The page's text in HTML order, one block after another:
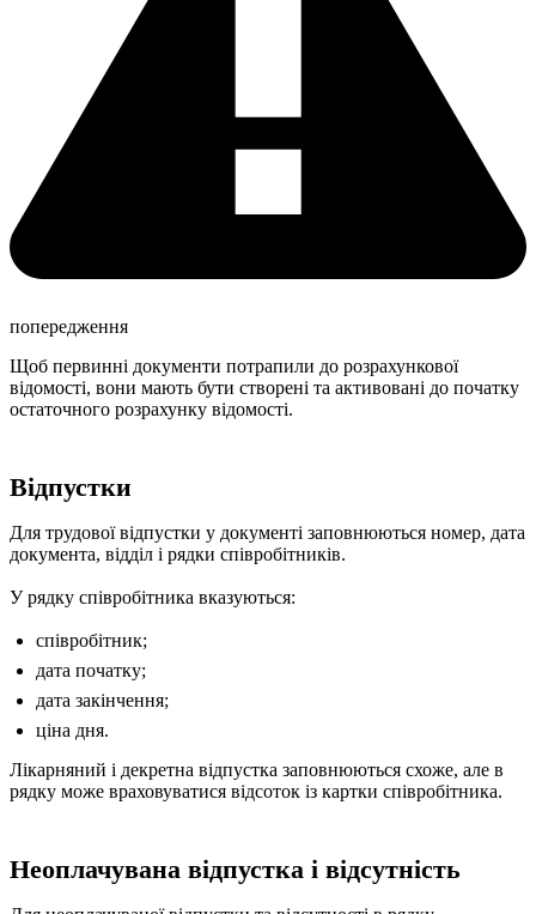
попередження
Щоб первинні документи потрапили до розрахункової
відомості, вони мають бути створені та активовані до початку
остаточного розрахунку відомості.
Відпустки
Для трудової відпустки у документі заповнюються номер, дата
документа, відділ і рядки співробітників.
У рядку співробітника вказуються:
співробітник;
дата початку;
дата закінчення;
ціна дня.
Лікарняний і декретна відпустка заповнюються схоже, але в
рядку може враховуватися відсоток із картки співробітника.
Неоплачувана відпустка і відсутність